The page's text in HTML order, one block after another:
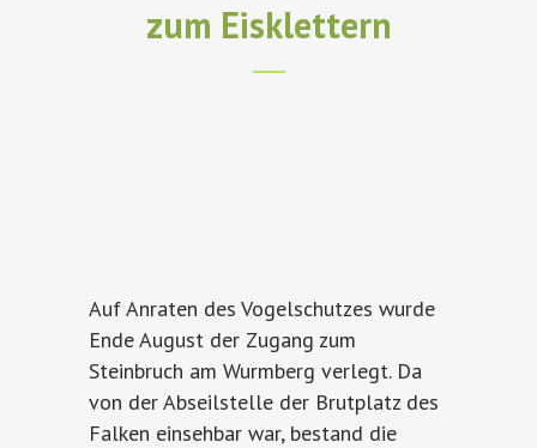
zum Eisklettern
Auf Anraten des Vogelschutzes wurde
Ende August der Zugang zum
Steinbruch am Wurmberg verlegt. Da
von der Abseilstelle der Brutplatz des
Falken einsehbar war, bestand die